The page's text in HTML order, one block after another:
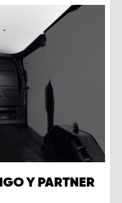
Y PARTNER